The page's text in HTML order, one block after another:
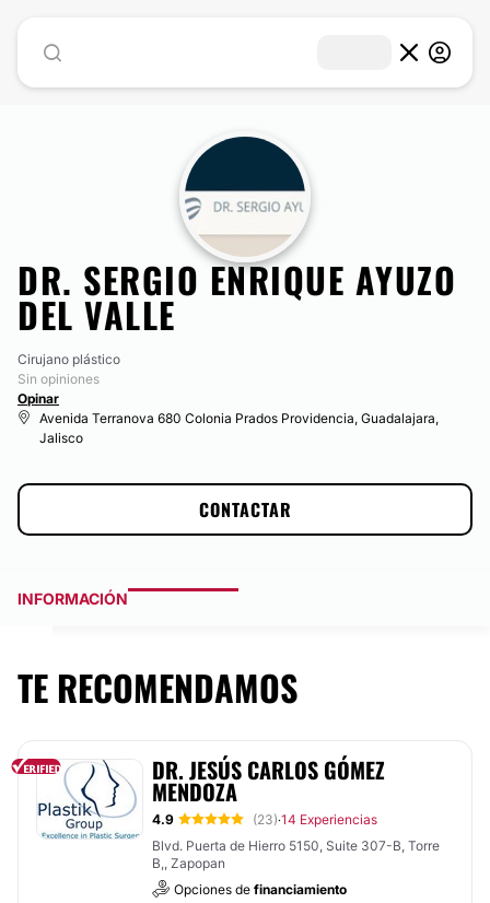
DR. SERGIO ENRIQUE AYUZO
DEL VALLE
Cirujano plástico
Sin opiniones
Opinar
Avenida Terranova 680 Colonia Prados Providencia, Guadalajara,
Jalisco
CONTACTAR
INFORMACIÓN
TE RECOMENDAMOS
DR. JESÚS CARLOS GÓMEZ
MENDOZA
4.9 (23)·14 Experiencias
Blvd. Puerta de Hierro 5150, Suite 307-B, Torre
B,, Zapopan
Opciones de financiamiento